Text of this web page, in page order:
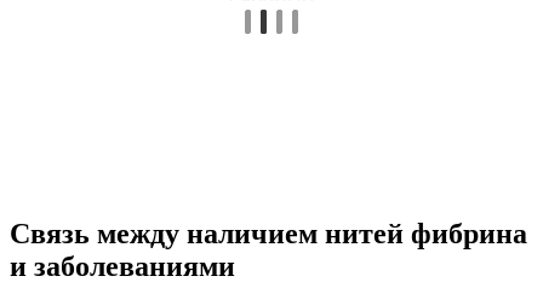
Связь между наличием нитей фибрина
и заболеваниями